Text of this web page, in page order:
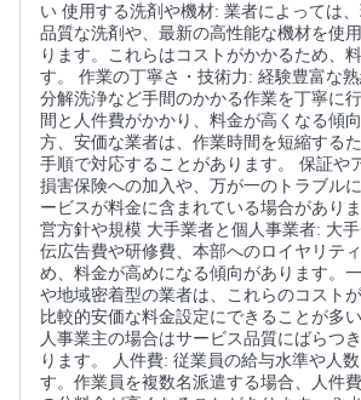
い 使用する洗剤や機材: 業者によっては
品質な洗剤や、最新の高性能な機材を使
ります。これらはコストがかかるため、
す。 作業の丁寧さ・技術力: 経験豊富な熟
分解洗浄など手間のかかる作業を丁寧に
間と人件費がかかり、料金が高くなる傾
方、安価な業者は、作業時間を短縮する
手順で対応することがあります。 保証や
損害保険への加入や、万が一のトラブル
ービスが料金に含まれている場合があり
営方針や規模 大手業者と個人事業者: 大
伝広告費や研修費、本部へのロイヤリテ
め、料金が高めになる傾向があります。
や地域密着型の業者は、これらのコスト
比較的安価な料金設定にできることが多
人事業主の場合はサービス品質にばらつ
ります。 人件費: 従業員の給与水準や人
す。作業員を複数名派遣する場合、人件